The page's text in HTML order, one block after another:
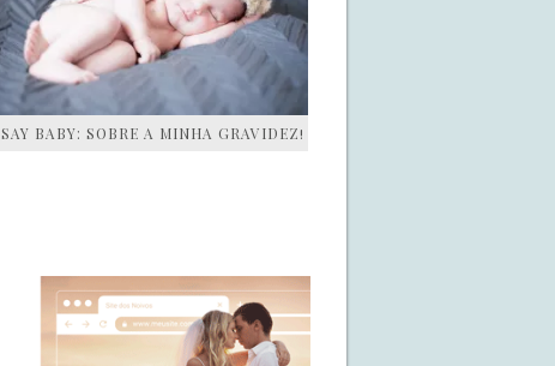
SAY BABY: SOBRE A MINHA GRAVIDEZ!
SIDEBAR